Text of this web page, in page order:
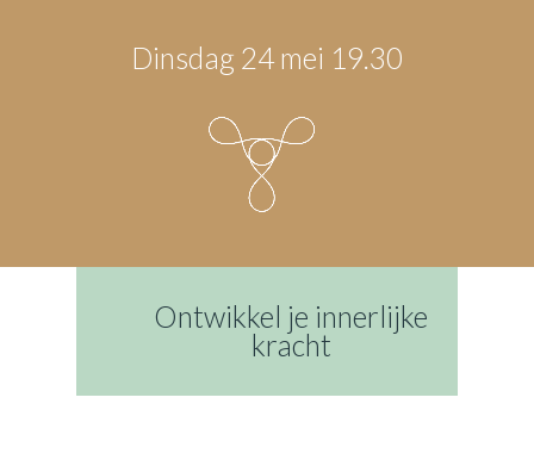
Dinsdag 24 mei 19.30
Ontwikkel je innerlijke
kracht